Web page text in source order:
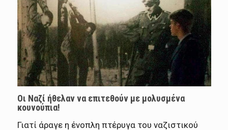
Οι Ναζί ήθελαν να επιτεθούν με μολυσμένα
κουνούπια!
Γιατί άραγε η ένοπλη πτέρυγα του ναζιστικού